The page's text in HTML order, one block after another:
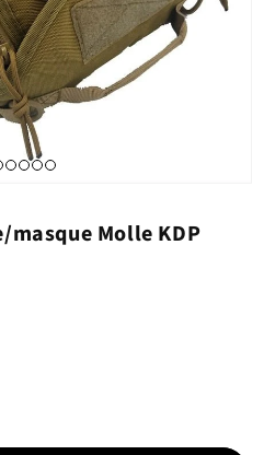
Molle KDP